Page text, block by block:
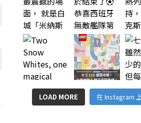
LOAD MORE 在 Instagram